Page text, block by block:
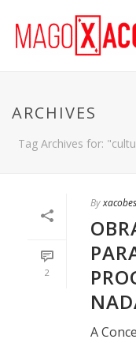
ARCHIVES
Tag Archives for:
2
By
A